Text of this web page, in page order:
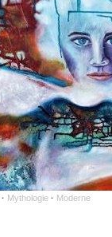
· Mythologie · Moderne